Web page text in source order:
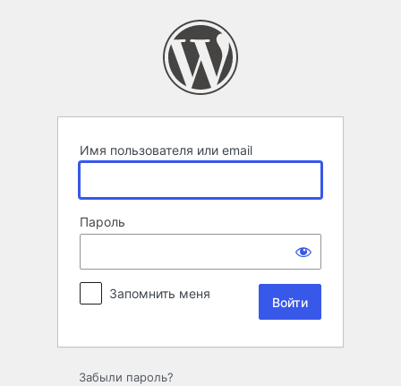
Имя пользователя или email
Пароль
Запомнить меня
Забыли пароль?